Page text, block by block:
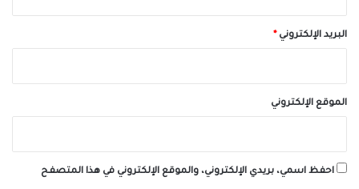
البريد الإلكتروني*
الموقع الإلكتروني
احفظ اسمي، بريدي الإلكتروني، والموقع الإلكتروني في هذا المتصفح